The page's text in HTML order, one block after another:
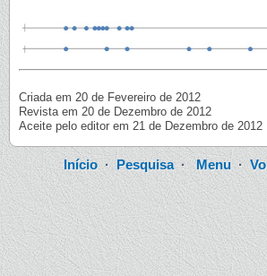
Criada em 20 de Fevereiro de 2012
Revista em 20 de Dezembro de 2012
Aceite pelo editor em 21 de Dezembro de 2012
Início·Pesquisa·Menu·